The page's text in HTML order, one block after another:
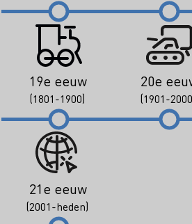
19e eeuw
(1801-1900)
20e
(1901-
21e eeuw
(2001-heden)